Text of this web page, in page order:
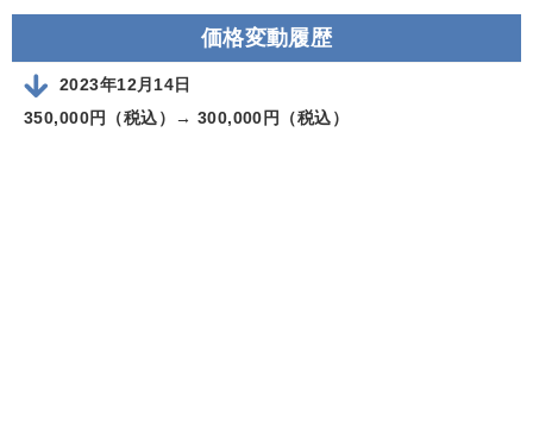
価格変動履歴
2023年12月14日
350,000円（税込）→ 300,000円（税込）